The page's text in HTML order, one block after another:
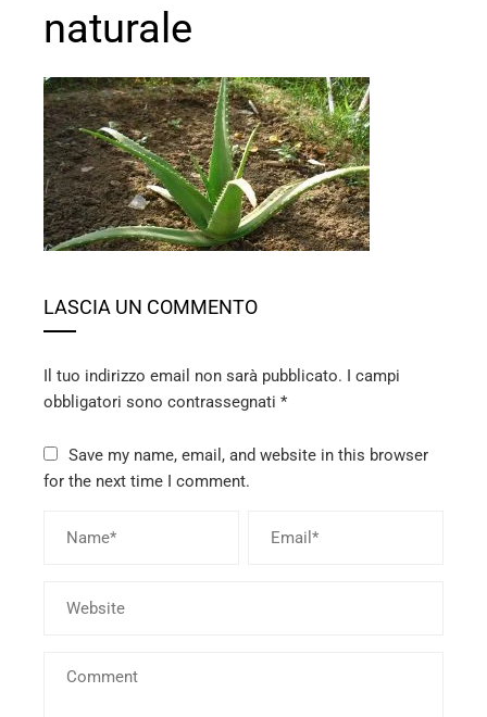
naturale
LASCIA UN COMMENTO
Il tuo indirizzo email non sarà pubblicato. I campi
obbligatori sono contrassegnati *
Save my name, email, and website in this browser
for the next time I comment.